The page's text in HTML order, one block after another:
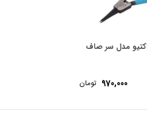
اکتیو مدل سر صاف
970,000 تومان